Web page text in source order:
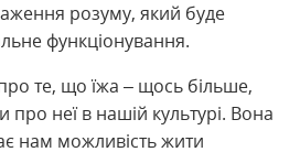
розуму, який буде
функціонування.
те, що їжа – щось більше,
про неї в нашій культурі. Вона
нам можливість жити